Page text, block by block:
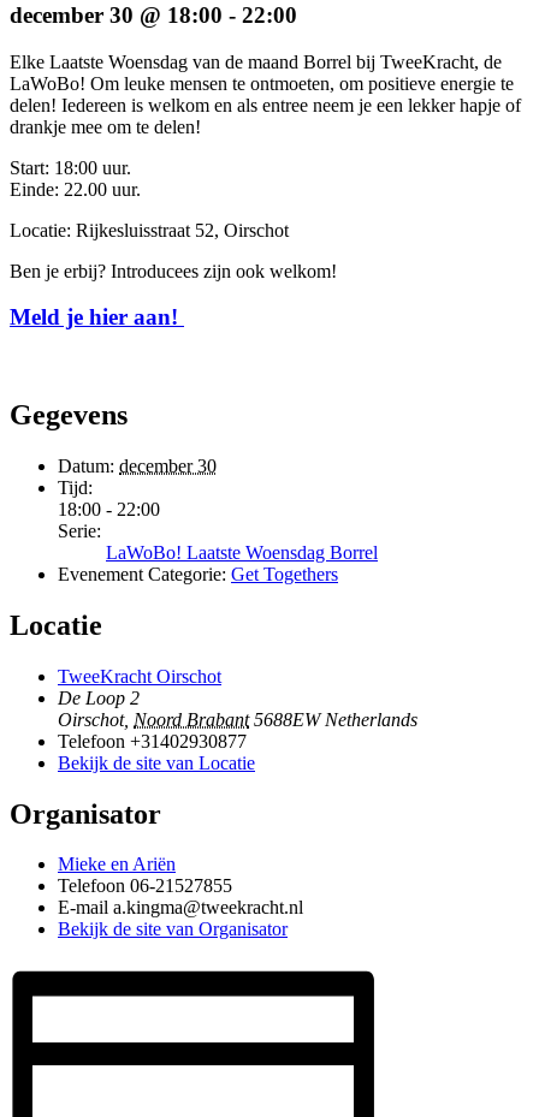
december 30 @ 18:00 - 22:00
Elke Laatste Woensdag van de maand Borrel bij TweeKracht, de
LaWoBo! Om leuke mensen te ontmoeten, om positieve energie te
delen! Iedereen is welkom en als entree neem je een lekker hapje of
drankje mee om te delen!
Start: 18:00 uur.
Einde: 22.00 uur.
Locatie: Rijkesluisstraat 52, Oirschot
Ben je erbij? Introducees zijn ook welkom!
Meld je hier aan!
Gegevens
Datum: december 30
Tijd:
18:00 - 22:00
Serie:
LaWoBo! Laatste Woensdag Borrel
Evenement Categorie: Get Togethers
Locatie
TweeKracht Oirschot
De Loop 2
Oirschot, Noord Brabant 5688EW Netherlands
Telefoon +31402930877
Bekijk de site van Locatie
Organisator
Mieke en Ariën
Telefoon 06-21527855
E-mail a.kingma@tweekracht.nl
Bekijk de site van Organisator